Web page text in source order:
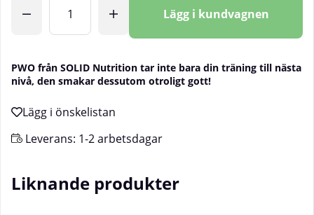
Lägg i kundvagnen
PWO från SOLID Nutrition tar inte bara din träning till nästa
nivå, den smakar dessutom otroligt gott!
Leverans: 1-2 arbetsdagar
Liknande produkter